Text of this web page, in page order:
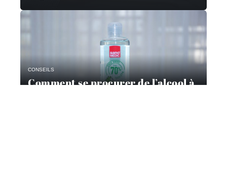
CONSEILS
Comment se procurer de l’alcool à